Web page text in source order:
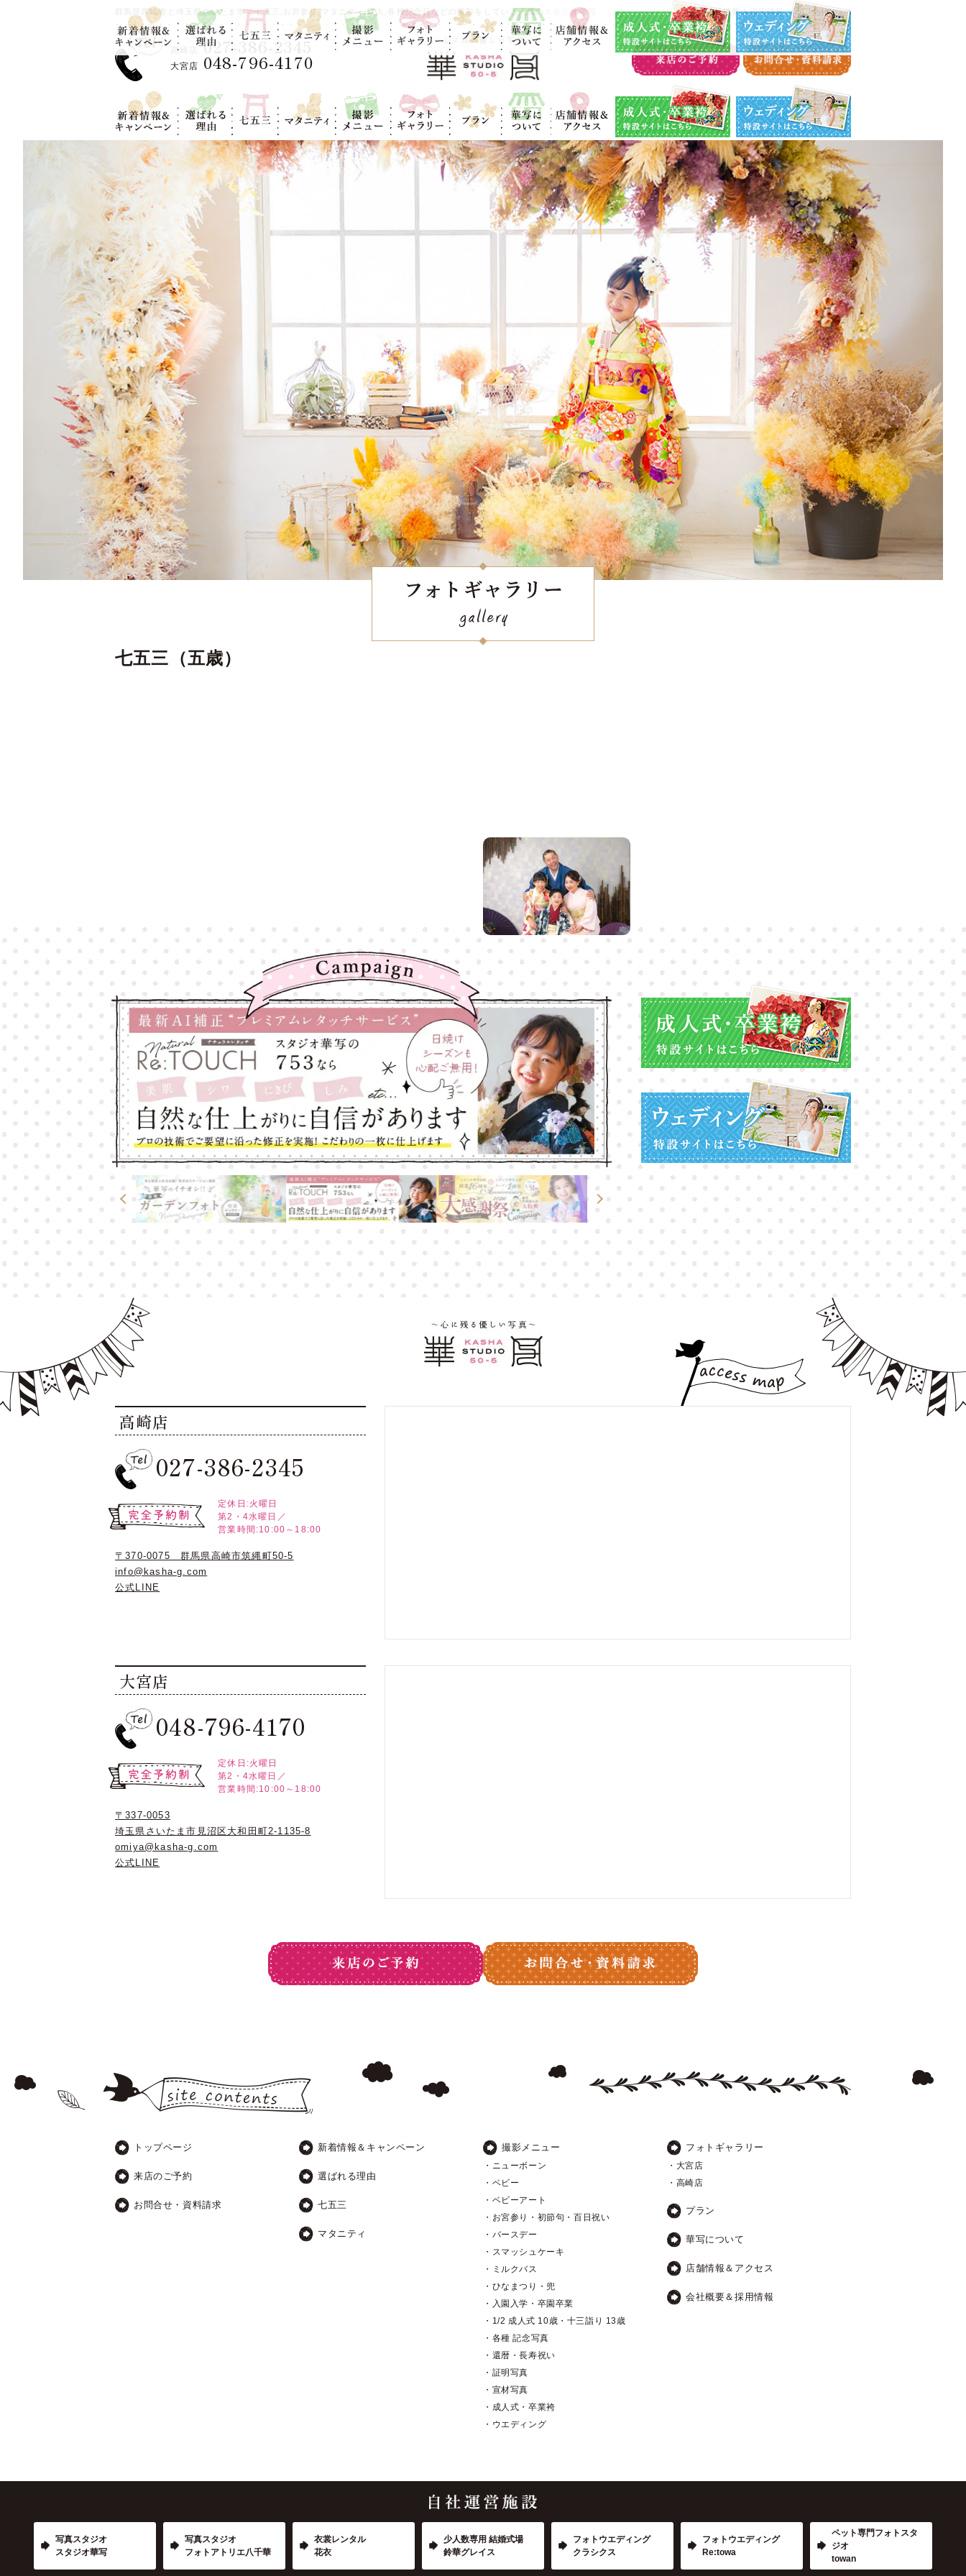
群馬県高崎市と埼玉県さいたま市で七五三,お宮参り,マタニティ,成人,各種記念日などの撮影をしている人気の スタジオ華写
高崎店 027-386-2345
大宮店 048-796-4170
会社概要＆採用情報 Instagram
新着情報＆キ
ャンペーン
選ばれる理
由
七五三 マタニティ
撮影メニュ
ー
フォトギャラ
リー
プラン
華写につい
て
店舗情報＆ア
クセス
成人式・卒業袴特設サイト ウエディング特設サイト
新着情報＆キ
ャンペーン
選ばれる理
由
七五三 マタニティ
撮影メニュ
ー
フォトギャラ
リー
プラン
華写につい
て
店舗情報＆ア
クセス
成人式・卒業袴特設サイト ウエディング特設サイト
七五三（五歳）
高崎店
027-386-2345
定休日:火曜日
第2・4水曜日／
営業時間:10:00～18:00
〒370-0075 群馬県高崎市筑縄町50-5
info@kasha-g.com
公式LINE
大宮店
048-796-4170
定休日:火曜日
第2・4水曜日／
営業時間:10:00～18:00
〒337-0053
埼玉県さいたま市見沼区大和田町2-1135-8
omiya@kasha-g.com
公式LINE
トップページ
来店のご予約
お問合せ・資料請求
新着情報＆キャンペーン
選ばれる理由
七五三
マタニティ
撮影メニュー
・ニューボーン
・ベビー
・ベビーアート
・お宮参り・初節句・百日祝い
・バースデー
・スマッシュケーキ
・ミルクバス
・ひなまつり・兜
・入園入学・卒園卒業
・1/2 成人式 10歳・十三詣り 13歳
・各種 記念写真
・還暦・長寿祝い
・証明写真
・宣材写真
・成人式・卒業袴
・ウエディング
フォトギャラリー
・大宮店
・高崎店
プラン
華写について
店舗情報＆アクセス
会社概要＆採用情報
写真スタジオ
スタジオ華写
写真スタジオ
フォトアトリエ八千華
衣裳レンタル
花衣
少人数専用 結婚式場
鈴華グレイス
フォトウエディング
クラシクス
フォトウエディング
Re:towa
ペット専門フォトスタ
ジオ
towan
高崎店
高崎店